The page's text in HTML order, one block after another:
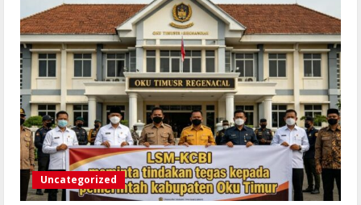
Uncategorized